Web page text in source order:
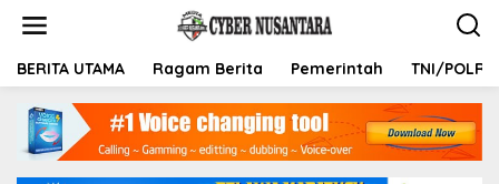
t
BERITA UTAMA Ragam Berita Pemerintah TNI/POLRI